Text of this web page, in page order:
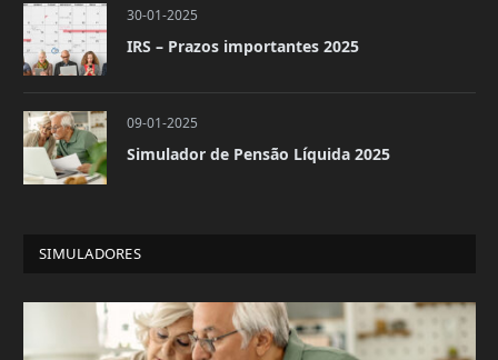
30-01-2025
IRS – Prazos importantes 2025
09-01-2025
Simulador de Pensão Líquida 2025
SIMULADORES